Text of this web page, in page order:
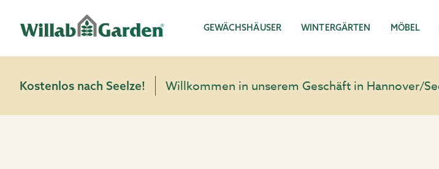
GEWÄCHSHÄUSER WINTERGÄRTEN MÖBEL
Kostenlos nach Seelze! Willkommen in unserem Geschäft in Hannover/